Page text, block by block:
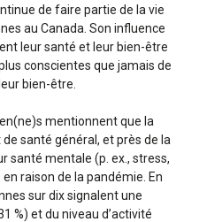
de faire partie de la vie
au Canada. Son influence
leur santé et leur bien-être
conscientes que jamais de
bien-être.
mentionnent que la
santé général, et près de la
santé mentale (p. ex., stress,
raison de la pandémie. En
sur dix signalent une
%) et du niveau d’activité